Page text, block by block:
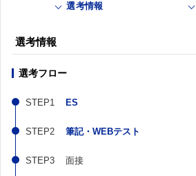
選考情報
選考情報
選考フロー
ES
筆記・WEBテスト
面接